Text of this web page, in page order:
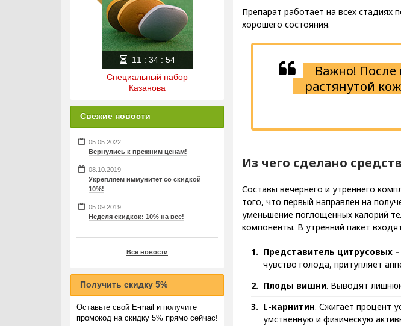
Препарат работает на всех стадиях
хорошего состояния.
Важно! После
растянутой
Из чего сделано
Составы вечернего и утреннего
того, что первый направлен на
уменьшение поглощённых калорий
компоненты. В утренний пакет
Представитель цитрусовых
чувство голода, притупляет
Плоды вишни. Выводят
L-карнитин. Сжигает процент
умственную и физическую
Специальный набор
Казанова
11 : 34: 53
Свежие новости
05.05.2022
Вернулись к прежним ценам!
08.10.2019
Укрепляем иммунитет со скидкой
10%!
05.09.2019
Неделя скидкок: 10% на все!
Все новости
Получить скидку 5%
Оставьте свой E-mail и получите
промокод на скидку 5% прямо сейчас!